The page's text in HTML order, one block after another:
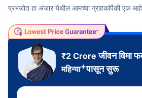
प्रभजोत हा अंजार येथील आमच्या ग्राहकांपैकी एक
₹2 Croreजीवन विमा
महिन्या+पासून सुरू